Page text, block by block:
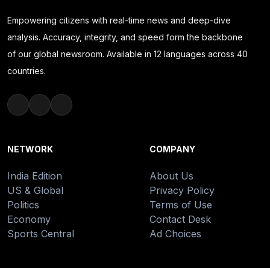
Empowering citizens with real-time news and deep-dive
analysis. Accuracy, integrity, and speed form the backbone
of our global newsroom. Available in 12 languages across 40
countries.
NETWORK
India Edition
US & Global
Politics
Economy
Sports Central
COMPANY
About Us
Privacy Policy
Terms of Use
Contact Desk
Ad Choices